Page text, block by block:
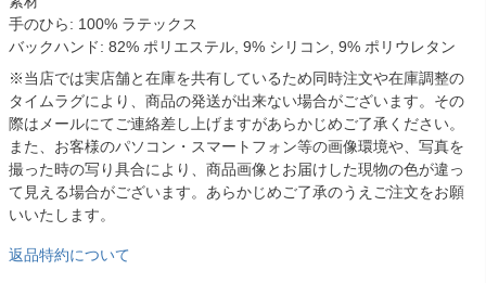
手のひら: 100% ラテックス
バックハンド: 82% ポリエステル, 9% シリコン, 9% ポリウレタン
※当店では実店舗と在庫を共有しているため同時注文や在庫調整の
タイムラグにより、商品の発送が出来ない場合がございます。その
際はメールにてご連絡差し上げますがあらかじめご了承ください。
また、お客様のパソコン・スマートフォン等の画像環境や、写真を
撮った時の写り具合により、商品画像とお届けした現物の色が違っ
て見える場合がございます。あらかじめご了承のうえご注文をお願
いいたします。
返品特約について